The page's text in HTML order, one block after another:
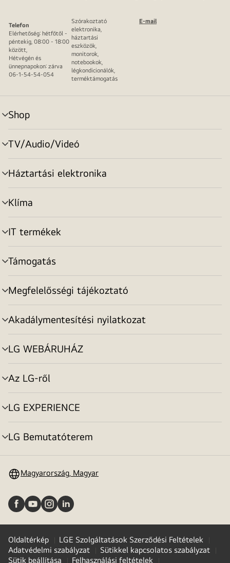
Telefon
Elérhetőség: hétfőtől -
péntekig, 08:00 - 18:00
között,
Hétvégén és
ünnepnapokon: zárva
06-1-54-54-054
Szórakoztató
elektronika,
háztartási
eszközök,
monitorok,
notebookok,
légkondicionálók,
terméktámogatás
E-mail
Shop
menu
toggle
TV/Audio/Videó
menu
toggle
Háztartási elektronika
menu
toggle
Klíma
menu
toggle
IT termékek
menu
toggle
Támogatás
menu
toggle
Megfelelősségi tájékoztató
menu
toggle
Akadálymentesítési nyilatkozat
menu
toggle
LG WEBÁRUHÁZ
menu
toggle
Az LG-ről
menu
toggle
LG EXPERIENCE
menu
toggle
LG Bemutatóterem
menu
Magyarország, Magyar
Oldaltérkép
LGE Szolgáltatások Szerződési Feltételek
Adatvédelmi szabályzat
Sütikkel kapcsolatos szabályzat
Sütik beállítása
Felhasználási feltételek